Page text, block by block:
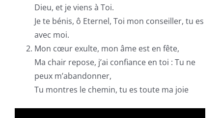
Dieu, et je viens à Toi.
Je te bénis, ô Eternel, Toi mon conseiller, tu es
avec moi.
Mon cœur exulte, mon âme est en fête,
Ma chair repose, j’ai confiance en toi : Tu ne
peux m’abandonner,
Tu montres le chemin, tu es toute ma joie